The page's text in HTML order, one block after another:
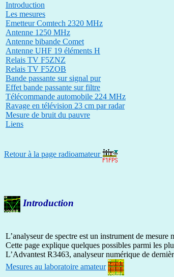
Introduction
Les mesures
Emetteur Comtech 2320 MHz
Antenne 1250 MHz
Antenne bibande Comet
Antenne UHF 19 éléments H
Relais TV F5ZNZ
Relais TV F5ZOB
Bande passante sur signal pur
Effet bande passante sur filtre
Télécommande automobile 224 MHz
Ravage en télévision 23 cm par radar
Mesure de bruit du pauvre
Liens
Retour à la page radioamateur
Introduction
L’analyseur de spectre est un instrument de
Cette page explique quelques possibles parmi les
L’Advantest R3463, analyseur numérique de
Mesures au laboratoire amateur